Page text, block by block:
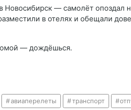
Новосибирск — самолёт опоздал
в отелях и обещали
— дождёшься.
авиаперелеты транспорт